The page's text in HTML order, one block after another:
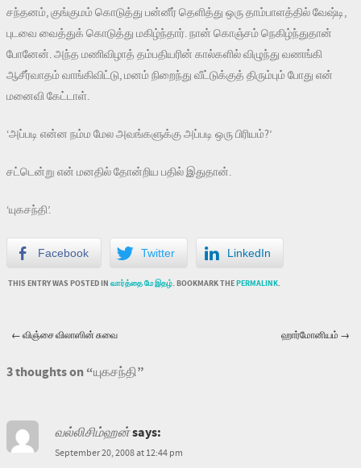
சந்தனம், குங்குமம் கொடுத்து பன்னீர் தெளித்து ஒரு தாம்பாளத்தில் வேஷ்டி,
புடவை வைத்துக் கொடுத்து மகிழ்ந்தார். நான் கொஞ்சம் நெகிழ்ந்துதான்
போனேன். அந்த மணிவிழாத் தம்பதியரின் கால்களில் விழுந்து வணங்கி
ஆசீர்வாதம் வாங்கிவிட்டு, மனம் நிறைந்து வீட்டுக்குத் திரும்பும் போது என்
மனைவி கேட்டாள்.
‘அப்படி என்ன நம்ம மேல அவங்களுக்கு அப்படி ஒரு பிரியம்?’
சட்டென்று என் மனதில் தோன்றிய பதில் இதுதான்.
‘யுகசந்தி’.
Facebook Twitter LinkedIn
THIS ENTRY WAS POSTED IN வார்த்தை மே இதழ். BOOKMARK THEPERMALINK.
Post navigation
←விஞ்சை விலாஸின் சுவை ஹார்மோனியம் →
3 thoughts on “யுகசந்தி”
வல்லிசிம்ஹன்says:
September 20, 2008 at 12:44 pm